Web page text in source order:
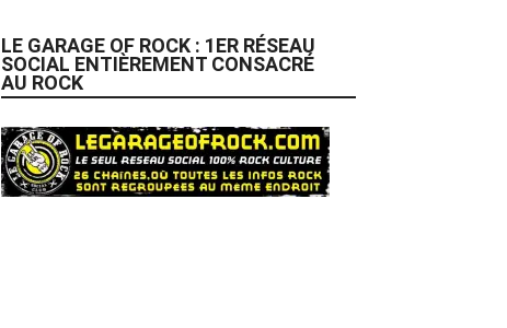
LE GARAGE OF ROCK : 1ER RÉSEAU
SOCIAL ENTIÈREMENT CONSACRÉ
AU ROCK